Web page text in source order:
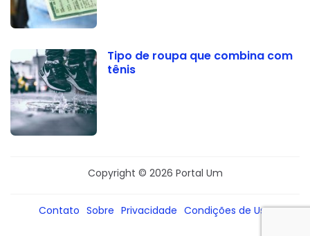
Tipo de roupa que combina com
tênis
Copyright © 2026 Portal Um
Contato Sobre Privacidade Condições de Uso